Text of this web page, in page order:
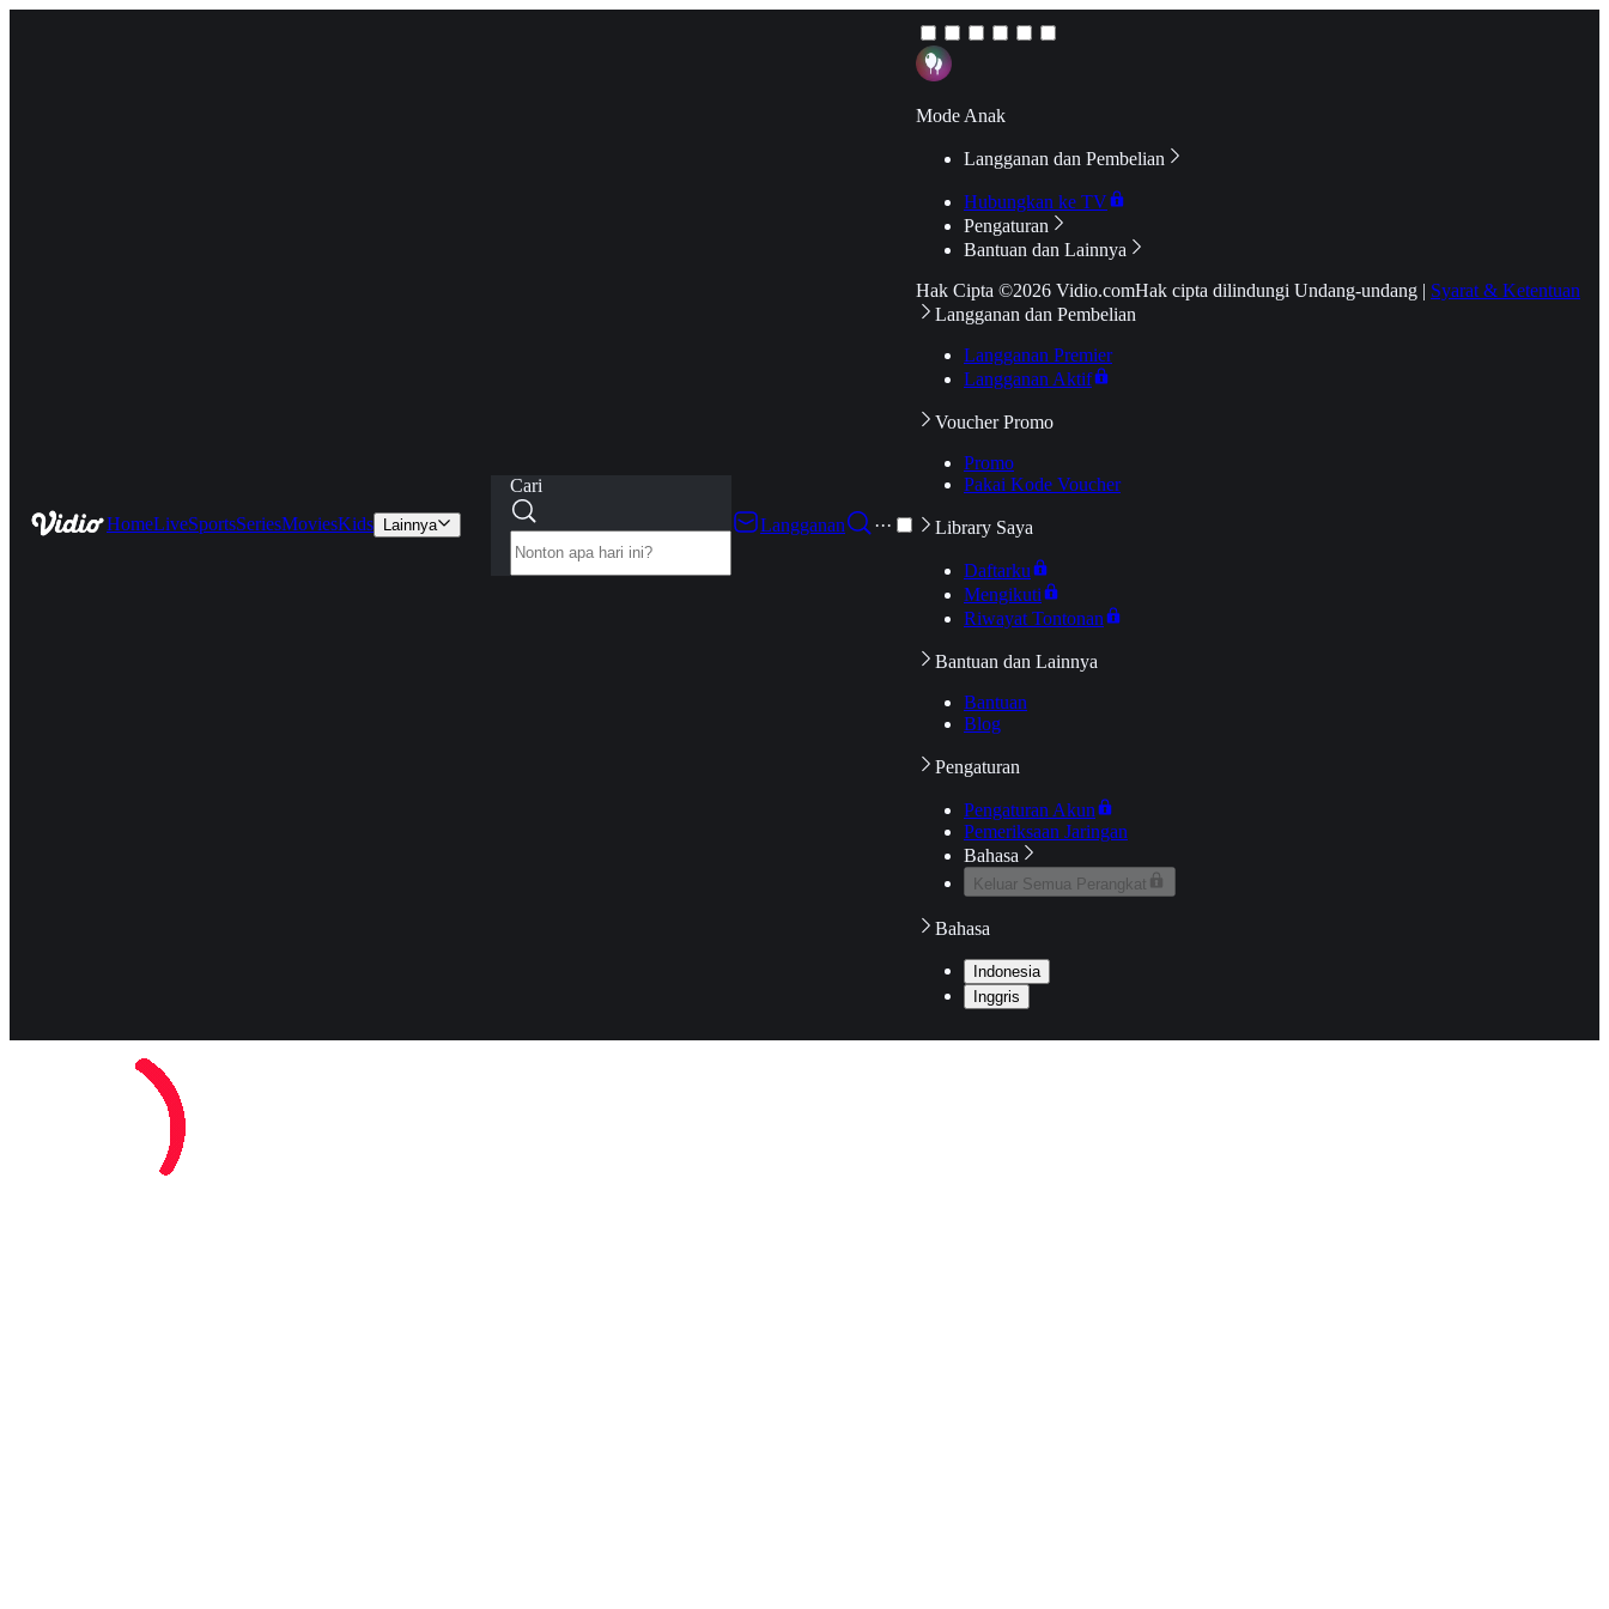
HomeLiveSportsSeriesMoviesKids Lainnya
Cari
Langganan
···
Mode Anak
Langganan dan Pembelian
Hubungkan ke TV
Pengaturan
Bantuan dan Lainnya
Hak Cipta ©2026 Vidio.comHak cipta dilindungi Undang-undang | Syarat & Ketentuan
Langganan dan Pembelian
Langganan Premier
Langganan Aktif
Voucher Promo
Promo
Pakai Kode Voucher
Library Saya
Daftarku
Mengikuti
Riwayat Tontonan
Bantuan dan Lainnya
Bantuan
Blog
Pengaturan
Pengaturan Akun
Pemeriksaan Jaringan
Bahasa
Keluar Semua Perangkat
Bahasa
Indonesia
Inggris